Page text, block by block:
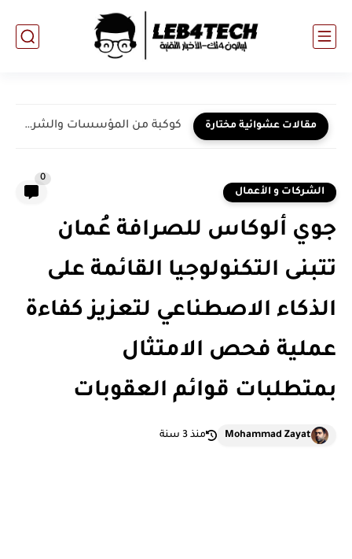
مقالات عشوائية مختارة كوكبة من المؤسسات والشركات ترعى فعاليات مُلتقى الاستثمار السنوي 2023...
الشركات و الأعمال
0
جوي ألوكاس للصرافة عُمان
تتبنى التكنولوجيا القائمة على
الذكاء الاصطناعي لتعزيز كفاءة
عملية فحص الامتثال
بمتطلبات قوائم العقوبات
Mohammad Zayat منذ 3 سنة